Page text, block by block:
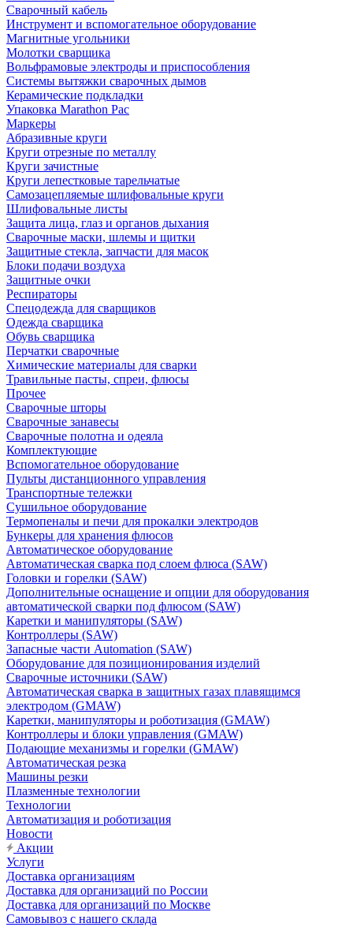
Сварочный кабель
Инструмент и вспомогательное оборудование
Магнитные угольники
Молотки сварщика
Вольфрамовые электроды и приспособления
Системы вытяжки сварочных дымов
Керамические подкладки
Упаковка Marathon Pac
Маркеры
Абразивные круги
Круги отрезные по металлу
Круги зачистные
Круги лепестковые тарельчатые
Самозацепляемые шлифовальные круги
Шлифовальные листы
Защита лица, глаз и органов дыхания
Сварочные маски, шлемы и щитки
Защитные стекла, запчасти для масок
Блоки подачи воздуха
Защитные очки
Респираторы
Спецодежда для сварщиков
Одежда сварщика
Обувь сварщика
Перчатки сварочные
Химические материалы для сварки
Травильные пасты, спреи, флюсы
Прочее
Сварочные шторы
Сварочные занавесы
Сварочные полотна и одеяла
Комплектующие
Вспомогательное оборудование
Пульты дистанционного управления
Транспортные тележки
Сушильное оборудование
Термопеналы и печи для прокалки электродов
Бункеры для хранения флюсов
Автоматическое оборудование
Автоматическая сварка под слоем флюса (SAW)
Головки и горелки (SAW)
Дополнительные оснащение и опции для оборудования
автоматической сварки под флюсом (SAW)
Каретки и манипуляторы (SAW)
Контроллеры (SAW)
Запасные части Automation (SAW)
Оборудование для позиционирования изделий
Сварочные источники (SAW)
Автоматическая сварка в защитных газах плавящимся
электродом (GMAW)
Каретки, манипуляторы и роботизация (GMAW)
Контроллеры и блоки управления (GMAW)
Подающие механизмы и горелки (GMAW)
Автоматическая резка
Машины резки
Плазменные технологии
Технологии
Автоматизация и роботизация
Новости
Акции
Услуги
Доставка организациям
Доставка для организаций по России
Доставка для организаций по Москве
Самовывоз с нашего склада